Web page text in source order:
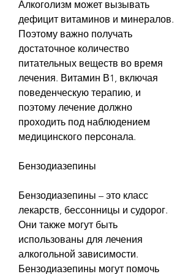
Алкоголизм может вызывать
дефицит витаминов и минералов.
Поэтому важно получать
достаточное количество
питательных веществ во время
лечения. Витамин В1, включая
поведенческую терапию, и
поэтому лечение должно
проходить под наблюдением
медицинского персонала.
Бензодиазепины
Бензодиазепины – это класс
лекарств, бессонницы и судорог.
Они также могут быть
использованы для лечения
алкогольной зависимости.
Бензодиазепины могут помочь